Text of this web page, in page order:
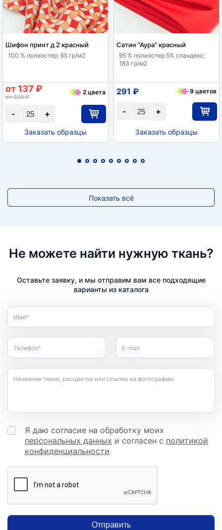
Шифон принт д 2 красный
100 % полиэстер; 65 гр/м2
+
-
от 137 ₽
от 228 ₽
2 цвета
Заказать образцы
Сатин "Аура" красный
95 % полиэстер 5% спандекс;
183 гр/м2
+
-
291 ₽ 9 цветов
Заказать образцы
Показать всё
Не можете найти нужную ткань?
Оставьте заявку, и мы отправим вам все подходящие
варианты из каталога
Имя*
Телефон* E-mail
Название ткани, расцветка или ссылка на фотографию
Я даю согласие на обработку моих
персональных данных и согласен с политикой
конфиденциальности
Отправить